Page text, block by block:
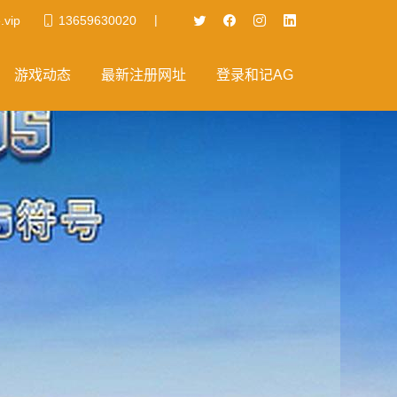
13659630020 |
游戏动态 最新注册网址 登录和记AG